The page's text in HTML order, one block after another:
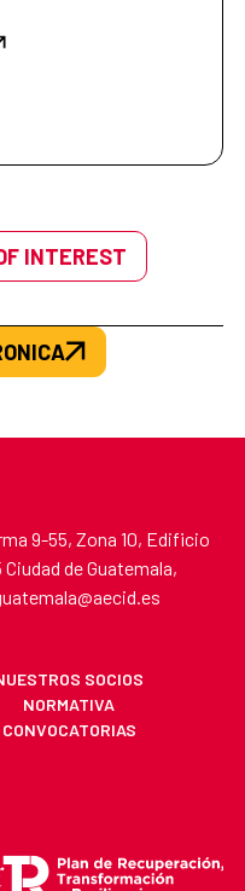
INTEREST
9-55, Zona 10, Edificio
de Guatemala,
SOCIOS
NORMATIVA
CONVOCATORIAS